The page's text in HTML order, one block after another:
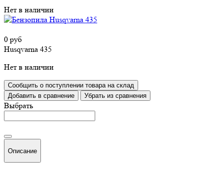
Нет в наличии
0 руб
Husqvarna 435
Нет в наличии
Сообщить о поступлении товара на склад
Добавить в сравнение
Убрать из сравнения
Выбрать
Описание